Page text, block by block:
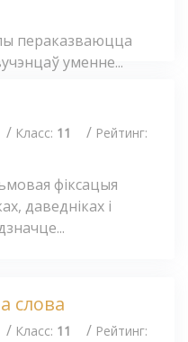
пераказваюцца
уменне...
/ Класс: 11 / Рейтинг:
фіксацыя
даведніках і
слова
/ Класс: 11 / Рейтинг: